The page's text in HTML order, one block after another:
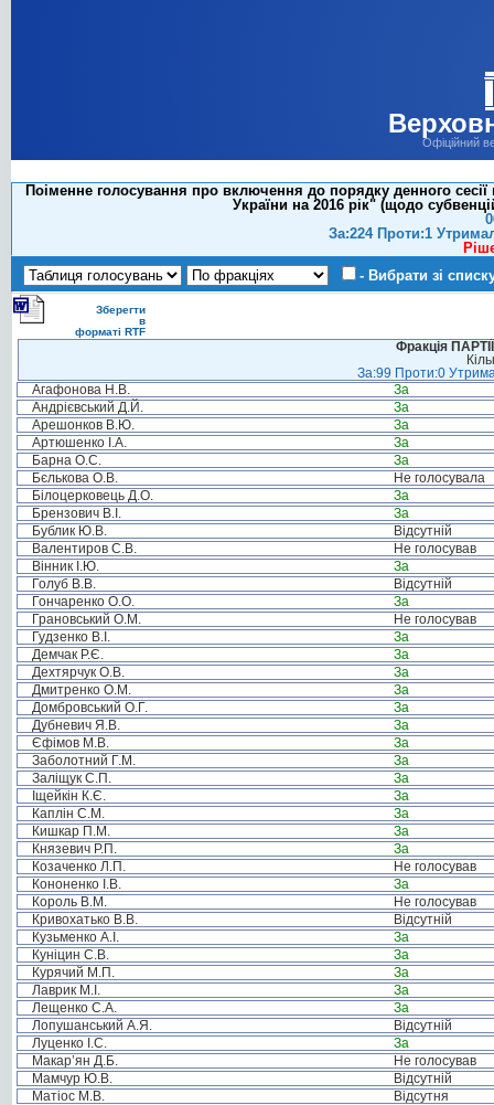
Офіційний
Поіменне голосування про включення до порядку денного
України на 2016 рік" (щодо
За:224 Проти:1
- Вибрати зі
Зберегти
в
форматі RTF
Фракція
За:99 Проти:0
Агафонова Н.В.
За
Андрієвський Д.Й.
За
Арешонков В.Ю.
За
Артюшенко І.А.
За
Барна О.С.
За
Бєлькова О.В.
Не голосувала
Білоцерковець Д.О.
За
Брензович В.І.
За
Бублик Ю.В.
Відсутній
Валентиров С.В.
Не голосував
Вінник І.Ю.
За
Голуб В.В.
Відсутній
Гончаренко О.О.
За
Грановський О.М.
Не голосував
Гудзенко В.І.
За
Демчак Р.Є.
За
Дехтярчук О.В.
За
Дмитренко О.М.
За
Домбровський О.Г.
За
Дубневич Я.В.
За
Єфімов М.В.
За
Заболотний Г.М.
За
Заліщук С.П.
За
Іщейкін К.Є.
За
Каплін С.М.
За
Кишкар П.М.
За
Князевич Р.П.
За
Козаченко Л.П.
Не голосував
Кононенко І.В.
За
Король В.М.
Не голосував
Кривохатько В.В.
Відсутній
Кузьменко А.І.
За
Куніцин С.В.
За
Курячий М.П.
За
Лаврик М.І.
За
Лещенко С.А.
За
Лопушанський А.Я.
Відсутній
Луценко І.С.
За
Макар’ян Д.Б.
Не голосував
Мамчур Ю.В.
Відсутній
Матіос М.В.
Відсутня